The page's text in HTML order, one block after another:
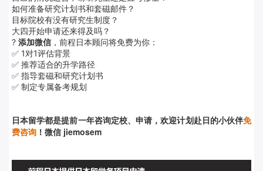
如何准备研究计划书和套磁邮件？
目标院校有没有研究生制度？
大四开始申请还来得及吗？
? 添加微信 ，前程日本顾问将免费为你：
✅ 1对1评估背景
✅ 推荐适合的升学路径
✅ 指导套磁和研究计划书
✅ 制定专属备考规划
日本留学都是提前一年咨询定校、申请，欢迎计划赴日的小伙伴免
费咨询 ！微信 jiemosem